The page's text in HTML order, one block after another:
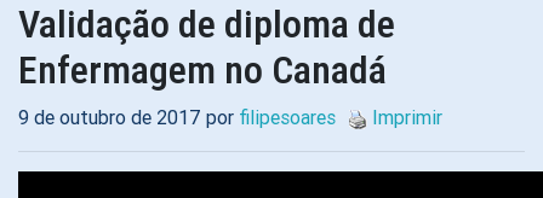
Validação de diploma de
Enfermagem no Canadá
9 de outubro de 2017 por filipesoares Imprimir